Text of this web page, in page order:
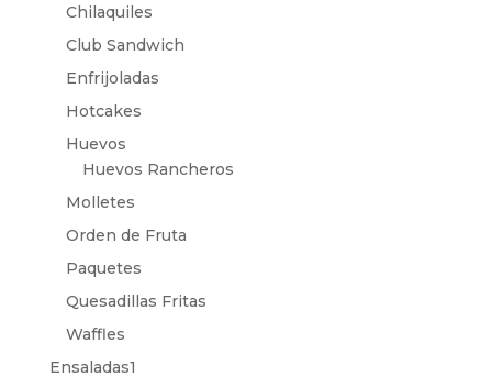
Chilaquiles
Club Sandwich
Enfrijoladas
Hotcakes
Huevos
Huevos Rancheros
Molletes
Orden de Fruta
Paquetes
Quesadillas Fritas
Waffles
Ensaladas1